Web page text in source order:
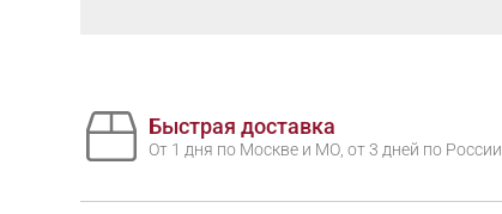
Быстрая доставка
От 1 дня по Москве и МО, от 3 дней по России